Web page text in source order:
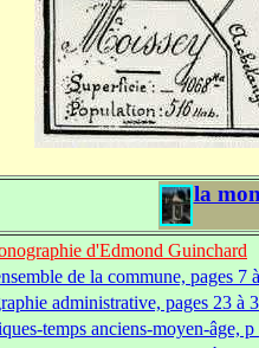
la
d'Edmond Guinchard
de la commune, pages 7
administrative, pages 23 à
temps anciens-moyen-âge,